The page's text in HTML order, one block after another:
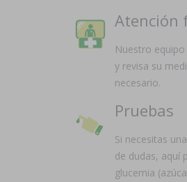
Atención
Nuestro
y revisa su
necesario.
Pruebas
Si necesitas
de dudas, aquí
glucemia